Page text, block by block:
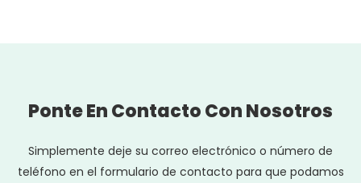
Ponte En Contacto Con Nosotros
Simplemente deje su correo electrónico o número de
teléfono en el formulario de contacto para que podamos